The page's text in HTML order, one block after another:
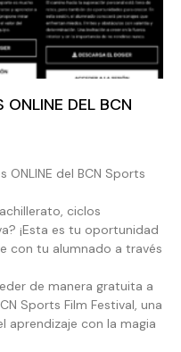
ONLINE DEL BCN
ONLINE del BCN Sports
ciclos
¡Esta es tu oportunidad
con tu alumnado a través
de manera gratuita a
Sports Film Festival, una
aprendizaje con la magia